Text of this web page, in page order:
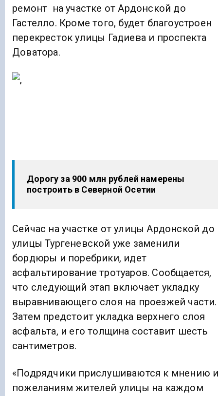
ремонт на участке от Ардонской до
Гастелло. Кроме того, будет благоустроен
перекресток улицы Гадиева и проспекта
Доватора.
Дорогу за 900 млн рублей намерены
построить в Северной Осетии
Сейчас на участке от улицы Ардонской до
улицы Тургеневской уже заменили
бордюры и поребрики, идет
асфальтирование тротуаров. Сообщается,
что следующий этап включает укладку
выравнивающего слоя на проезжей части.
Затем предстоит укладка верхнего слоя
асфальта, и его толщина составит шесть
сантиметров.
«Подрядчики прислушиваются к мнению
пожеланиям жителей улицы на каждом